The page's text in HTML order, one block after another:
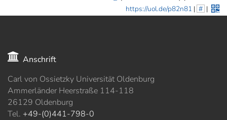
https://uol.de/p82n81 | # |
Anschrift
Carl von Ossietzky Universität Oldenburg
Ammerländer Heerstraße 114-118
26129 Oldenburg
Tel. +49-(0)441-798-0